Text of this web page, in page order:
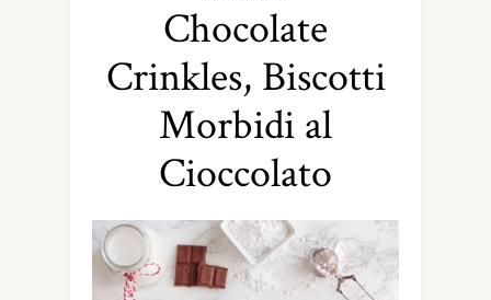
Chocolate
Crinkles, Biscotti
Morbidi al
Cioccolato